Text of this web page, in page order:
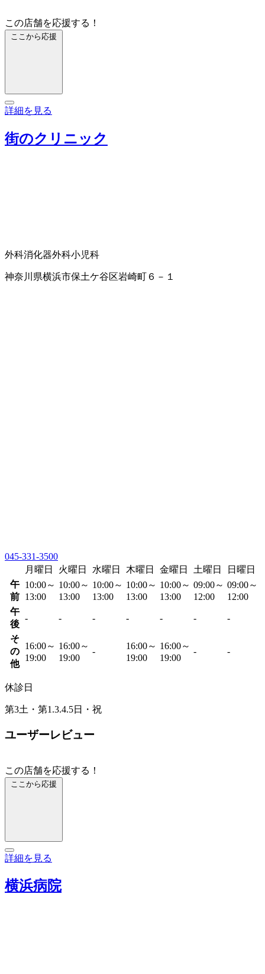
この店舗を応援する！
ここから応援
詳細を見る
街のクリニック
外科消化器外科小児科
神奈川県横浜市保土ケ谷区岩崎町６－１
045-331-3500
月曜日
火曜日 水曜日 木曜日 金曜日 土曜日
日曜日
午
前
10:00～
13:00
10:00～
13:00
10:00～
13:00
10:00～
13:00
10:00～
13:00
09:00～
12:00
09:00～
12:00
午
後
- - - - - - -
そ
の
他
16:00～
19:00
16:00～
19:00
-
16:00～
19:00
16:00～
19:00
- -
休診日
第3土・第1.3.4.5日・祝
ユーザーレビュー
この店舗を応援する！
ここから応援
詳細を見る
横浜病院